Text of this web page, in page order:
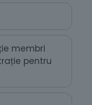
membri
pentru